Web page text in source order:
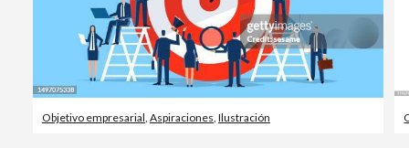
Objetivo empresarial Aspiraciones Ilustración